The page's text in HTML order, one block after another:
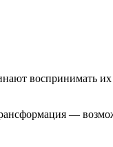
воспринимать
—